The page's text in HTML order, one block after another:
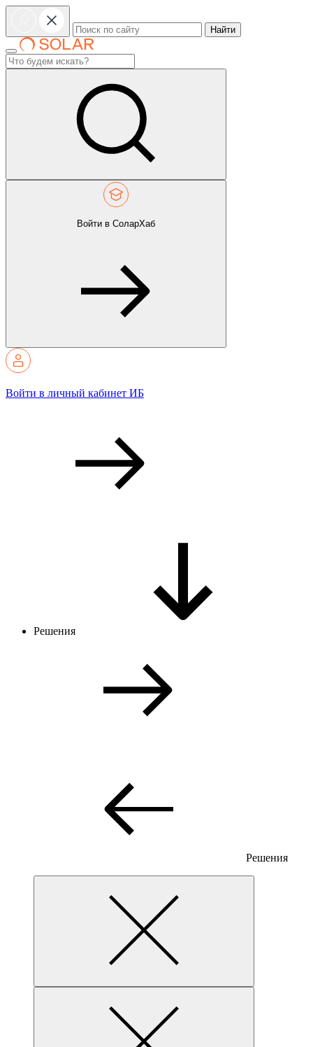
Найти
Войти в СоларХаб
Войти в личный кабинет ИБ
Решения
Решения